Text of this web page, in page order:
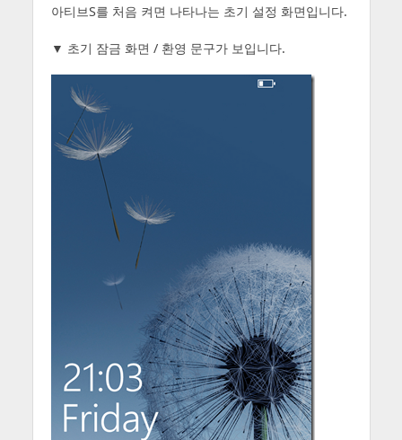
아티브S를 처음 켜면 나타나는 초기 설정 화면입니다.
▼ 초기 잠금 화면 / 환영 문구가 보입니다.